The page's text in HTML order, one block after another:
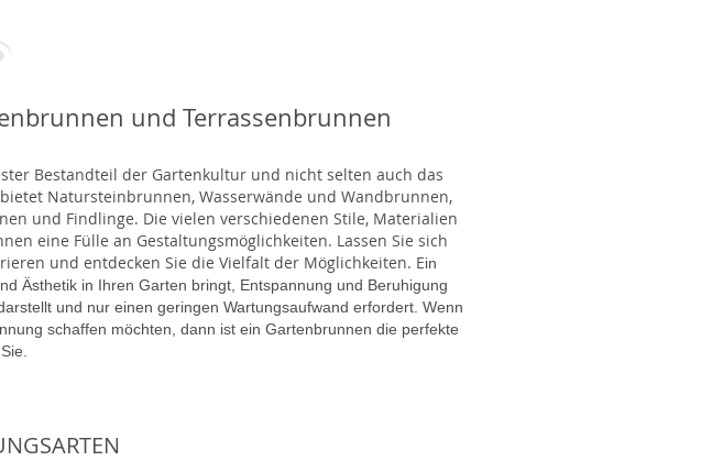
und Terrassenbrunnen
Bestandteil der Gartenkultur und nicht selten auch das
Natursteinbrunnen, Wasserwände und Wandbrunnen,
und Findlinge. Die vielen verschiedenen Stile, Materialien
eine Fülle an Gestaltungsmöglichkeiten. Lassen Sie sich
und entdecken Sie die Vielfalt der Möglichkeiten. Ein
Ästhetik in Ihren Garten bringt, Entspannung und Beruhigung
und nur einen geringen Wartungsaufwand erfordert. Wenn
schaffen möchten, dann ist ein Gartenbrunnen die perfekte